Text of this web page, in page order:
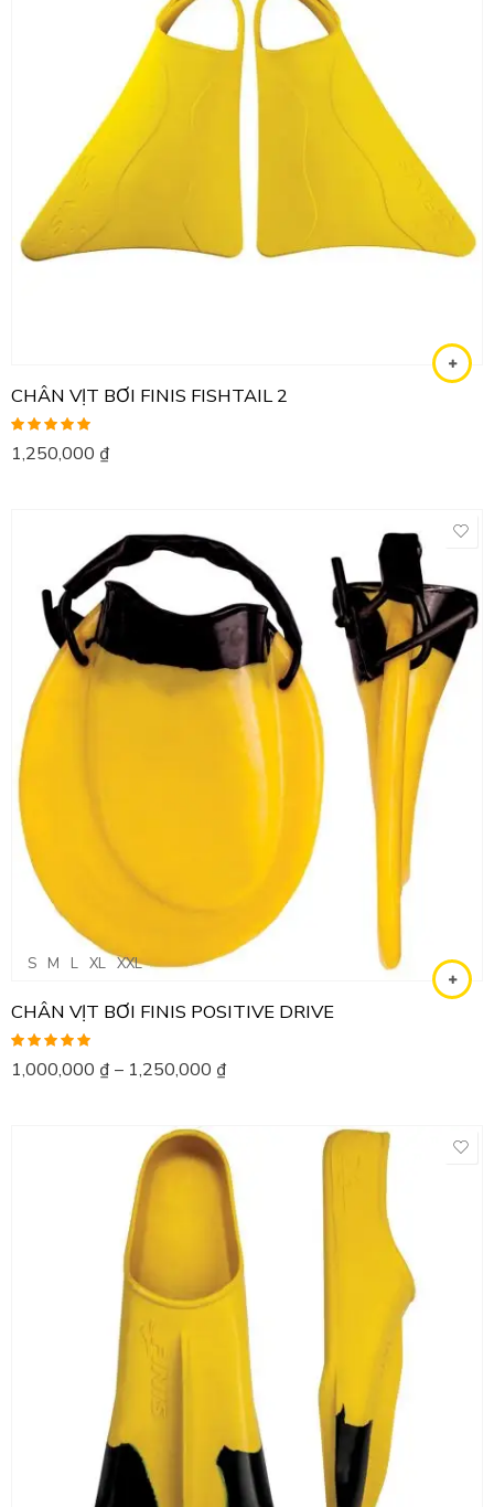
CHÂN VỊT BƠI FINIS FISHTAIL 2
Được xếp
hạng5.00 5
1,250,000 ₫
S M L XL XXL
CHÂN VỊT BƠI FINIS POSITIVE DRIVE
Được xếp
hạng5.00 5
1,000,000 ₫ – 1,250,000 ₫